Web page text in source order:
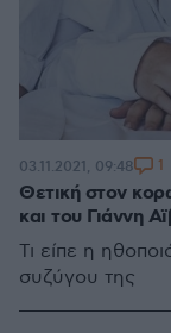
Θετική στον
και του Γιάννη
Τι είπε η
συζύγου της
03.11.2021, 09:48 1